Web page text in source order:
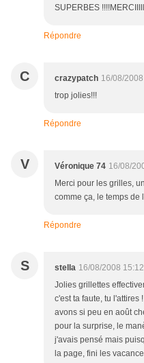
SUPERBES
Répondre
C crazypatch 16/08/
trop jolies!!!
Répondre
V Véronique 74 16/08/
Merci pour les grilles,
comme ça, le temps de
Répondre
S stella 16/08/2008 15:12
Jolies grillettes
c'est ta faute, tu l'attires
avons si peu en août
pour la surprise, le
j'avais pensé mais
la page, fini les